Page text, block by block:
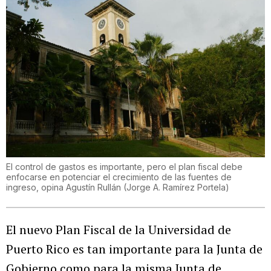
El control de gastos es importante, pero el plan fiscal debe
enfocarse en potenciar el crecimiento de las fuentes de
ingreso, opina Agustín Rullán (Jorge A. Ramírez Portela)
El nuevo Plan Fiscal de la Universidad de
Puerto Rico es tan importante para la Junta de